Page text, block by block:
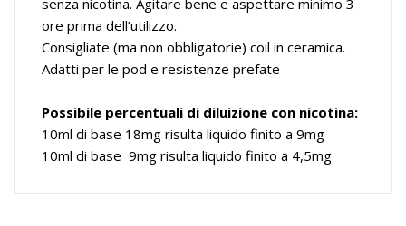
senza nicotina. Agitare bene e aspettare minimo 3
ore prima dell’utilizzo.
Consigliate (ma non obbligatorie) coil in ceramica.
Adatti per le pod e resistenze prefate
Possibile percentuali di diluizione con nicotina:
10ml di base 18mg risulta liquido finito a 9mg
10ml di base 9mg risulta liquido finito a 4,5mg